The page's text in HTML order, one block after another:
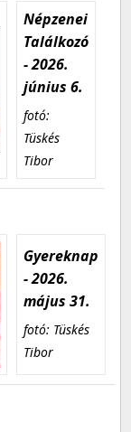
Népzenei
Találkozó
- 2026.
június 6.
fotó:
Tüskés
Tibor
Gyereknap
- 2026.
május 31.
fotó: Tüskés
Tibor